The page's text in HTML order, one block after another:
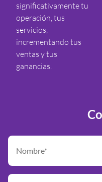
significativamente tu
operación, tus
servicios,
incrementando tus
ventas y tus
ganancias.